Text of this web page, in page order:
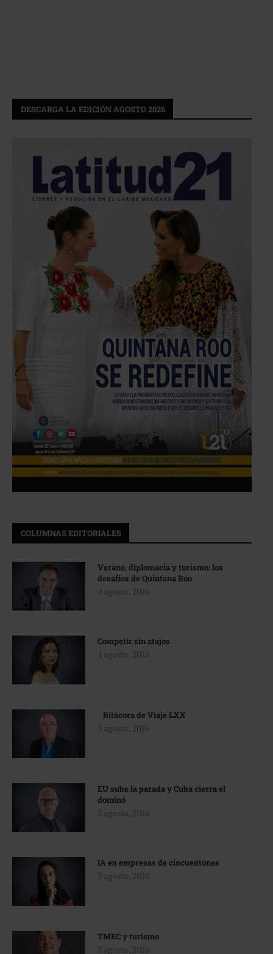
DESCARGA LA EDICIÓN AGOSTO 2026
COLUMNAS EDITORIALES
Verano, diplomacia y turismo: los
desafíos de Quintana Roo
4 agosto, 2026
Competir sin atajos
4 agosto, 2026
Bitácora de Viaje LXX
3 agosto, 2026
EU sube la parada y Cuba cierra el
dominó
3 agosto, 2026
IA en empresas de cincuentones
3 agosto, 2026
TMEC y turismo
3 agosto, 2026